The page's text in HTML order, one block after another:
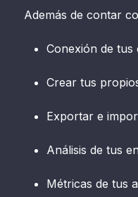
Además de contar
Conexión de tus
Crear tus
Exportar e
Análisis de tus
Métricas de tus